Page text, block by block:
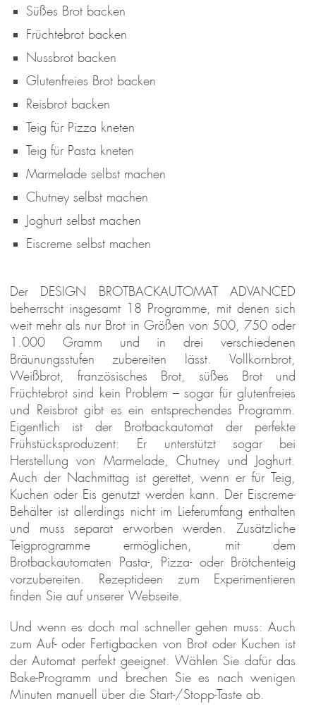
Süßes Brot backen
Früchtebrot backen
Nussbrot backen
Glutenfreies Brot backen
Reisbrot backen
Teig für Pizza kneten
Teig für Pasta kneten
Marmelade selbst machen
Chutney selbst machen
Joghurt selbst machen
Eiscreme selbst machen
Der DESIGN BROTBACKAUTOMAT ADVANCED
beherrscht insgesamt 18 Programme, mit denen sich
weit mehr als nur Brot in Größen von 500, 750 oder
1.000 Gramm und in drei verschiedenen
Bräunungsstufen zubereiten lässt. Vollkornbrot,
Weißbrot, französisches Brot, süßes Brot und
Früchtebrot sind kein Problem – sogar für glutenfreies
und Reisbrot gibt es ein entsprechendes Programm.
Eigentlich ist der Brotbackautomat der perfekte
Frühstücksproduzent: Er unterstützt sogar bei
Herstellung von Marmelade, Chutney und Joghurt.
Auch der Nachmittag ist gerettet, wenn er für Teig,
Kuchen oder Eis genutzt werden kann. Der Eiscreme-
Behälter ist allerdings nicht im Lieferumfang enthalten
und muss separat erworben werden. Zusätzliche
Teigprogramme ermöglichen, mit dem
Brotbackautomaten Pasta-, Pizza- oder Brötchenteig
vorzubereiten. Rezeptideen zum Experimentieren
finden Sie auf unserer Webseite.
Und wenn es doch mal schneller gehen muss: Auch
zum Auf- oder Fertigbacken von Brot oder Kuchen ist
der Automat perfekt geeignet. Wählen Sie dafür das
Bake-Programm und brechen Sie es nach wenigen
Minuten manuell über die Start-/Stopp-Taste ab.